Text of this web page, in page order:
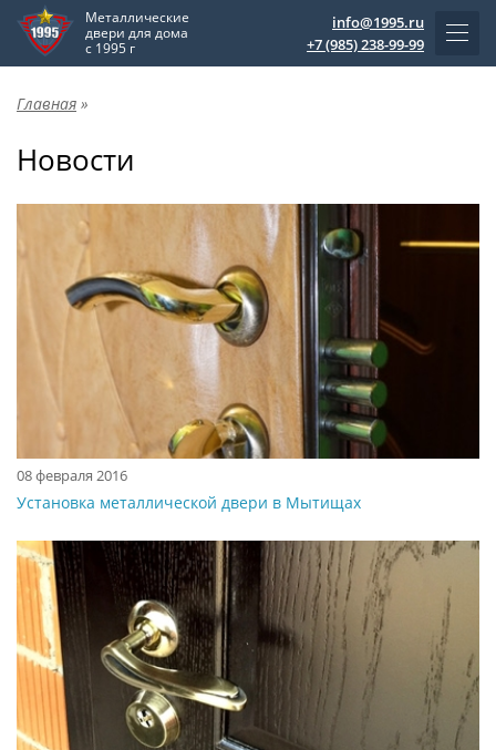
Металлические
двери для дома
с 1995 г
info@1995.ru
+7 (985) 238-99-99
Главная »
Новости
08 февраля 2016
Установка металлической двери в Мытищах